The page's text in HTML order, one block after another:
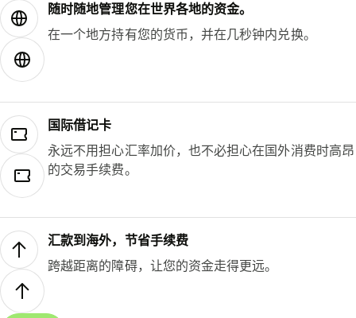
随时随地管理您在世界各地的资金。
在一个地方持有您的货币，并在几秒钟内兑换。
国际借记卡
永远不用担心汇率加价，也不必担心在国外消费时高昂
的交易手续费。
汇款到海外，节省手续费
跨越距离的障碍，让您的资金走得更远。